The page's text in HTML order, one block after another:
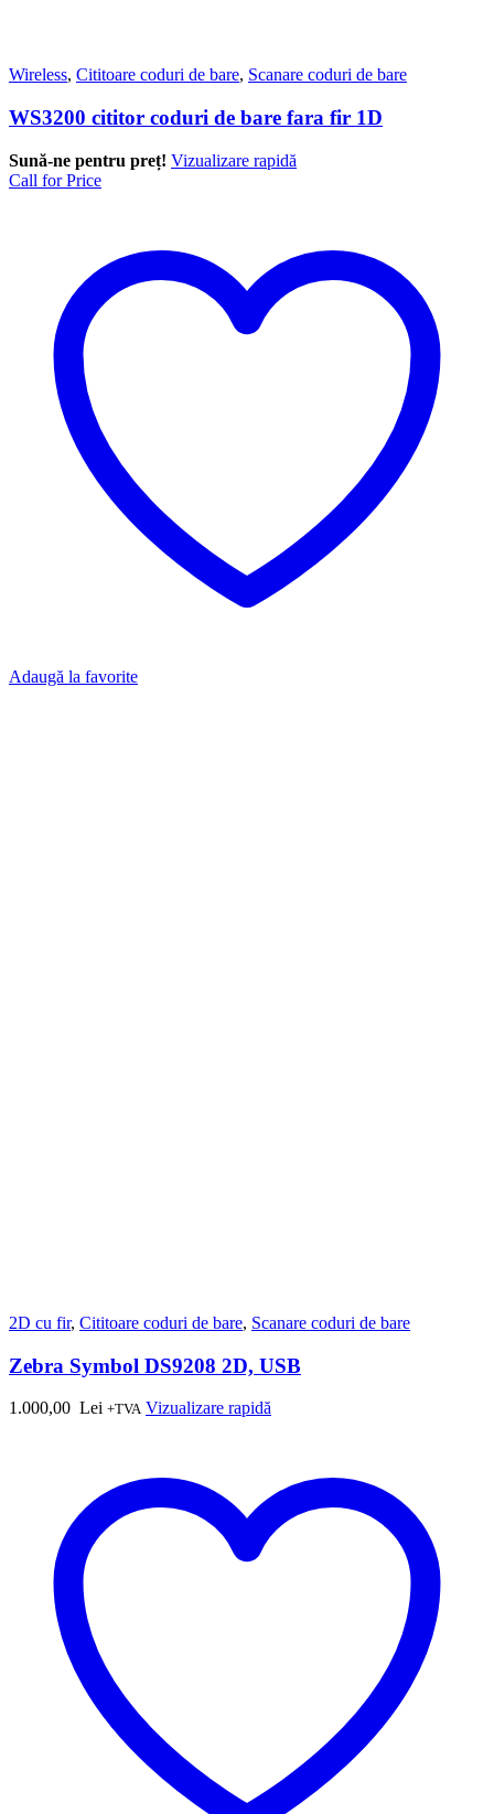
Wireless, Cititoare coduri de bare, Scanare coduri de bare
WS3200 cititor coduri de bare fara fir 1D
Sună-ne pentru preț! Vizualizare rapidă
Call for Price
Adaugă la favorite
2D cu fir, Cititoare coduri de bare, Scanare coduri de bare
Zebra Symbol DS9208 2D, USB
1.000,00 Lei +TVA Vizualizare rapidă